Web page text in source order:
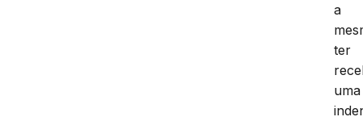
a
ter
uma